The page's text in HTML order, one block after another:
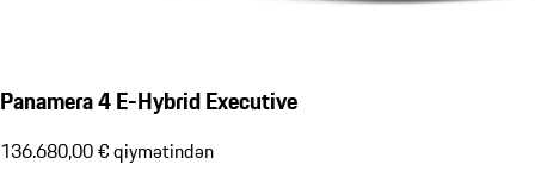
Panamera 4 E-Hybrid Executive
136.680,00 € qiymətindən